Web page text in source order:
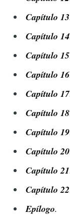
Capítulo 13
Capítulo 14
Capítulo 15
Capítulo 16
Capítulo 17
Capítulo 18
Capítulo 19
Capítulo 20
Capítulo 21
Capítulo 22
Epílogo.